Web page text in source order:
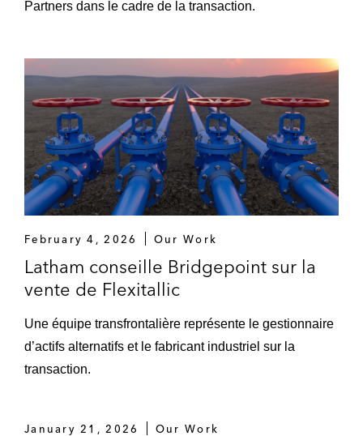
Partners dans le cadre de la transaction.
February 4, 2026 Our Work
Latham conseille Bridgepoint sur la
vente de Flexitallic
Une équipe transfrontalière représente le gestionnaire
d’actifs alternatifs et le fabricant industriel sur la
transaction.
January 21, 2026 Our Work